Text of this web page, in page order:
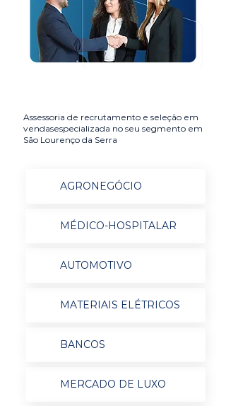
Assessoria de recrutamento e seleção em
vendasespecializada no seu segmento em
São Lourenço da Serra
AGRONEGÓCIO
MÉDICO-HOSPITALAR
AUTOMOTIVO
MATERIAIS ELÉTRICOS
BANCOS
MERCADO DE LUXO